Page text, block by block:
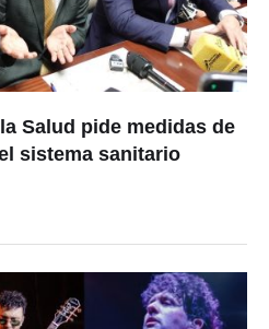
Salud pide medidas de
sistema sanitario